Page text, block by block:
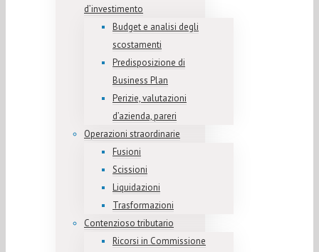
d’investimento
Budget e analisi degli
scostamenti
Predisposizione di
Business Plan
Perizie, valutazioni
d’azienda, pareri
Operazioni straordinarie
Fusioni
Scissioni
Liquidazioni
Trasformazioni
Contenzioso tributario
Ricorsi in Commissione